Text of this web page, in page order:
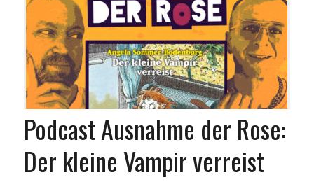
Podcast Ausnahme der Rose:
Der kleine Vampir verreist